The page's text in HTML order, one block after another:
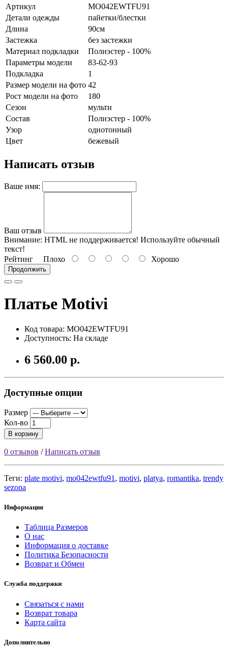
Артикул
MO042EWTFU91
Детали одежды
пайетки/блестки
Длина
90см
Застежка
без застежки
Материал подкладки
Полиэстер - 100%
Параметры модели
83-62-93
Подкладка
1
Размер модели на фото 42
Рост модели на фото
180
Сезон
мульти
Состав
Полиэстер - 100%
Узор
однотонный
Цвет
бежевый
Написать отзыв
Ваше имя:
Ваш отзыв
Внимание: HTML не поддерживается! Используйте обычный
текст!
Рейтинг Плохо Хорошо
Продолжить
Платье Motivi
Код товара: MO042EWTFU91
Доступность: На складе
6 560.00 р.
Доступные опции
Размер
Кол-во
В корзину
0 отзывов /Написать отзыв
Теги: plate motivi, mo042ewtfu91 , motivi, platya, romantika, trendy
sezona
Информация
Таблица Размеров
О нас
Информация о доставке
Политика Безопасности
Возврат и Обмен
Служба поддержки
Связаться с нами
Возврат товара
Карта сайта
Дополнительно